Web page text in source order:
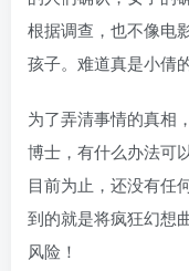
根据调查，也不像电
孩子。难道真是小倩
为了弄清事情的真相
博士，有什么办法可
目前为止，还没有任
到的就是将疯狂幻想
风险！